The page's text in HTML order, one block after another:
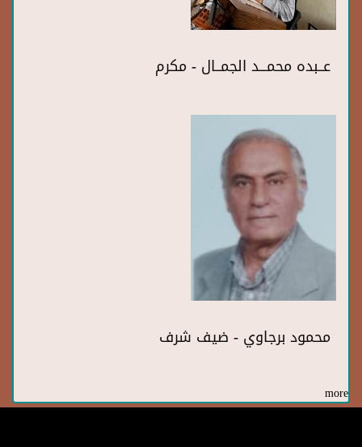
عــبده محمـــد الجمــال - مكرم
محمود برجاوي - ضيف شرف
more